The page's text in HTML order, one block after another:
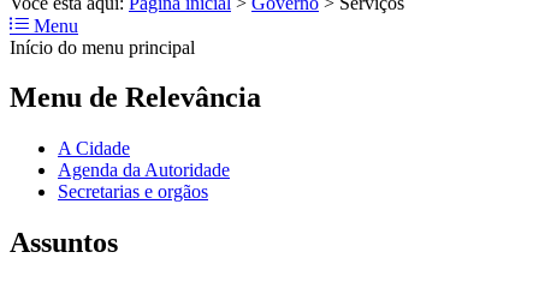
Menu
Início do menu principal
Menu de Relevância
A Cidade
Agenda da Autoridade
Secretarias e orgãos
Assuntos